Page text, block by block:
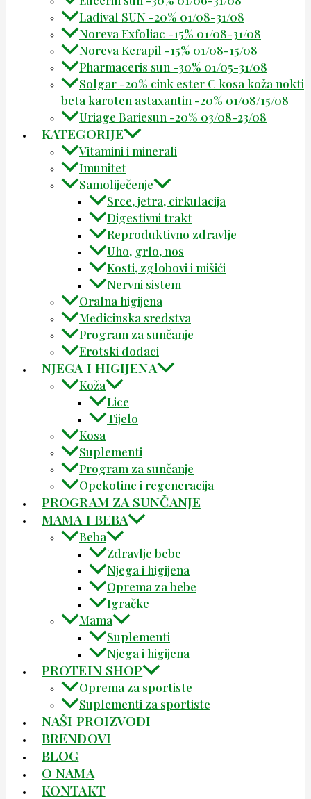
Ladival SUN -20% 01/08-31/08
Noreva Exfoliac -15% 01/08-31/08
Noreva Kerapil -15% 01/08-15/08
Pharmaceris sun -30% 01/05-31/08
Solgar -20% cink ester C kosa koža nokti
beta karoten astaxantin -20% 01/08/15/08
Uriage Bariesun -20% 03/08-23/08
KATEGORIJE
Vitamini i minerali
Imunitet
Samoliječenje
Srce, jetra, cirkulacija
Digestivni trakt
Reproduktivno zdravlje
Uho, grlo, nos
Kosti, zglobovi i mišići
Nervni sistem
Oralna higijena
Medicinska sredstva
Program za sunčanje
Erotski dodaci
NJEGA I HIGIJENA
Koža
Lice
Tijelo
Kosa
Suplementi
Program za sunčanje
Opekotine i regeneracija
PROGRAM ZA SUNČANJE
MAMA I BEBA
Beba
Zdravlje bebe
Njega i higijena
Oprema za bebe
Igračke
Mama
Suplementi
Njega i higijena
PROTEIN SHOP
Oprema za sportiste
Suplementi za sportiste
NAŠI PROIZVODI
BRENDOVI
BLOG
O NAMA
KONTAKT